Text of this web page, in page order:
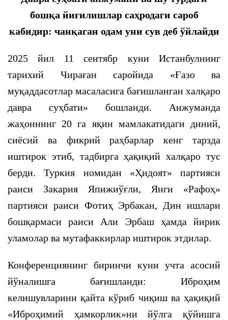
бошқа йиғилишлар саҳродаги сароб
кабидир: чанқаган одам уни сув деб ўйлайди
2025 йил 11 сентябр куни Истанбулнинг
тарихий Чираған саройида «Ғазо ва
муқаддасотлар масаласига бағишланган халқаро
давра суҳбати» бошланди. Анжуманда
жаҳоннинг 20 га яқин мамлакатидаги диний,
сиёсий ва фикрий раҳбарлар кенг тарзда
иштирок этиб, тадбирга ҳақиқий халқаро тус
берди. Туркия номидан «Ҳидоят» партияси
раиси Закария Япижиўғли, Янги «Рафоҳ»
партияси раиси Фотиҳ Эрбакан, Дин ишлари
бошқармаси раиси Али Эрбаш ҳамда йирик
уламолар ва мутафаккирлар иштирок этдилар.
Конференциянинг биринчи куни учта асосий
йўналишга бағишланди: Иброҳим
келишувларини қайта кўриб чиқиш ва ҳақиқий
«Иброҳимий ҳамкорлик»ни йўлга қўйишга